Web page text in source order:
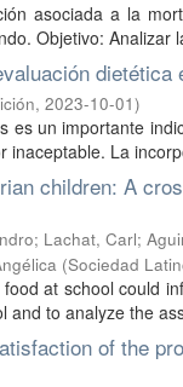
asociada a la
Objetivo: Analizar
dietética
, 2023-10-01)
es un importante
inaceptable. La
children: A
; Lachat, Carl;
(Sociedad
at school could
and to analyze the
of the